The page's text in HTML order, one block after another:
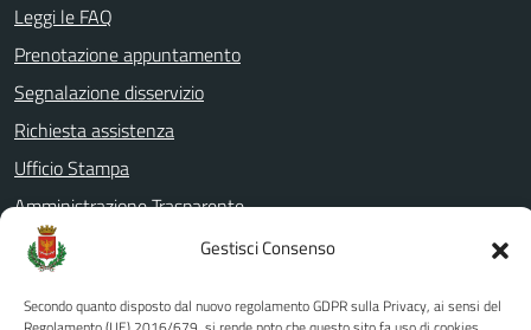
Gestisci Consenso
Secondo quanto disposto dal nuovo regolamento GDPR sulla Privacy, ai sensi del
Leggi le FAQ
Prenotazione appuntamento
Segnalazione disservizio
Richiesta assistenza
Ufficio Stampa
Amministrazione Trasparente
Albo pretorio
Informativa privacy
Note legali